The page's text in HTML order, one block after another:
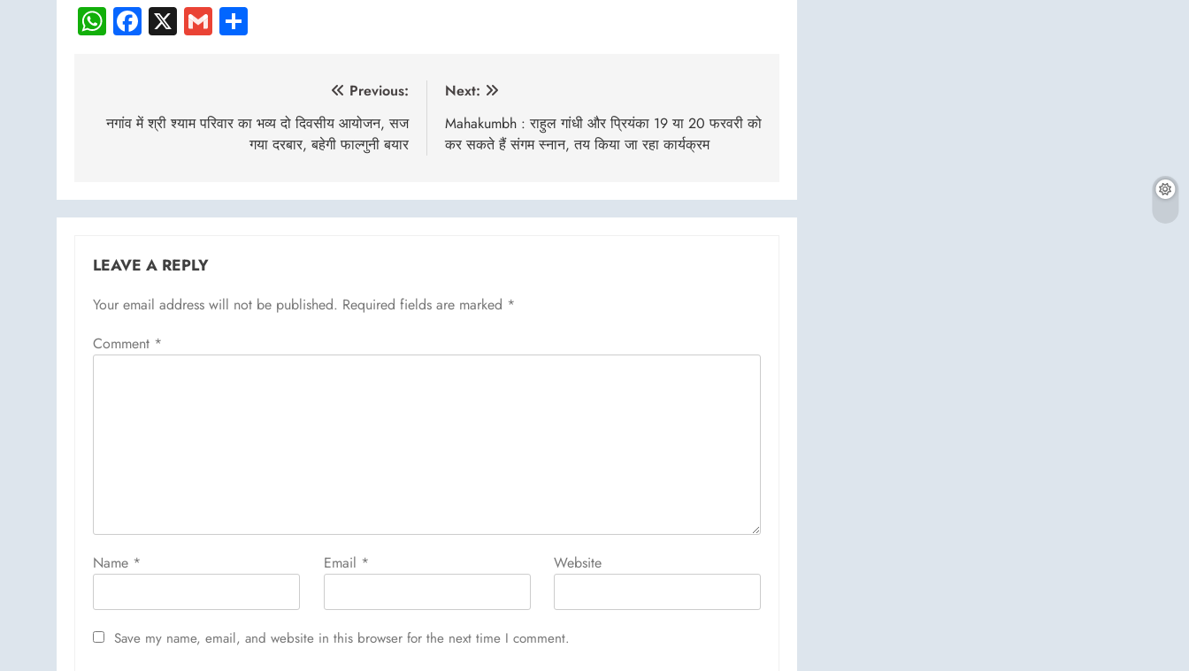
WhatsApp
Facebook
X Gmail
navigation
Previous:
नगांव में श्री श्याम परिवार का भव्य दो दिवसीय आयोजन, सज
गया दरबार, बहेगी फाल्गुनी बयार
Next:
Mahakumbh : राहुल गांधी और प्रियंका 19 या 20 फरवरी को
कर सकते हैं संगम स्नान, तय किया जा रहा कार्यक्रम
LEAVE A REPLY
Your email address will not be published. Required fields are marked *
Comment *
Name * Email * Website
Save my name, email, and website in this browser for the next time I comment.